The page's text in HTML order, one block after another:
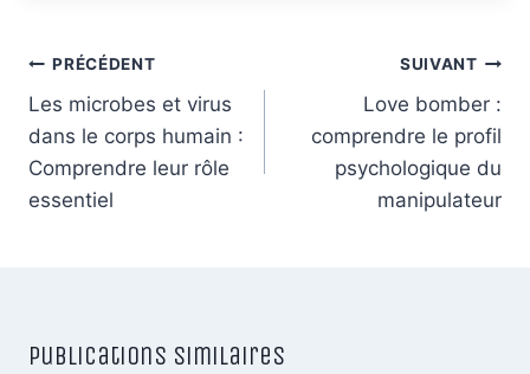
Navigation
de
l’article
PRÉCÉDENT
Les microbes et virus
dans le corps humain :
Comprendre leur rôle
essentiel
SUIVANT
Love bomber :
comprendre le profil
psychologique du
manipulateur
Publications similaires